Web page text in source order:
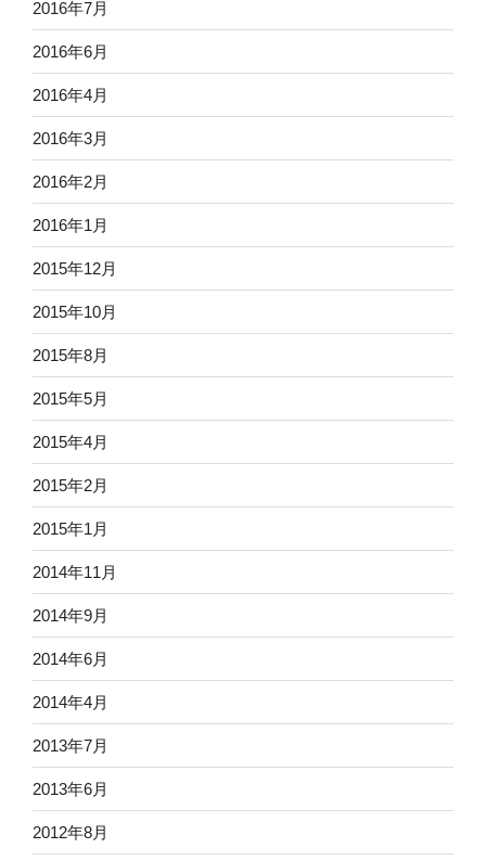
2016年7月
2016年6月
2016年4月
2016年3月
2016年2月
2016年1月
2015年12月
2015年10月
2015年8月
2015年5月
2015年4月
2015年2月
2015年1月
2014年11月
2014年9月
2014年6月
2014年4月
2013年7月
2013年6月
2012年8月